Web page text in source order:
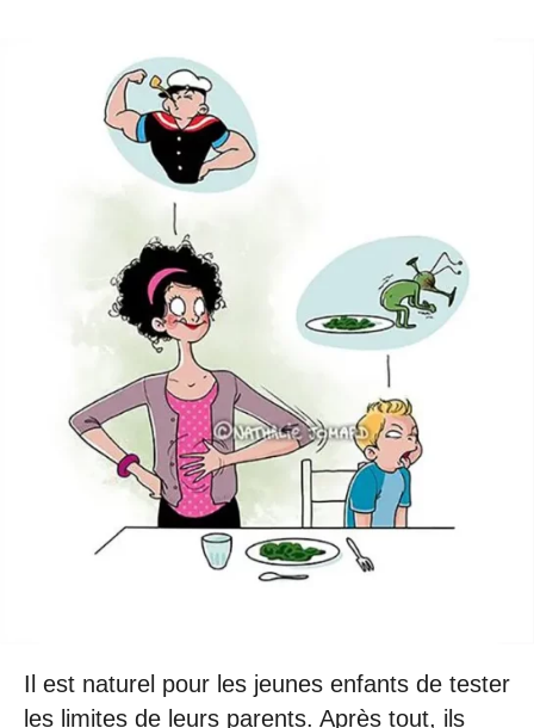
Il est naturel pour les jeunes enfants de tester
les limites de leurs parents. Après tout, ils